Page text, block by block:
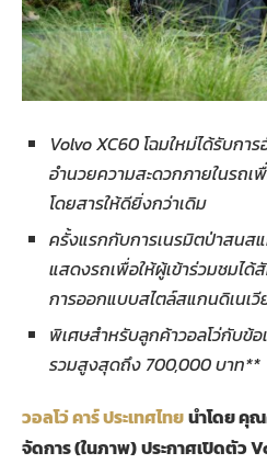
Volvo XC60 โฉมใหม่ได้รับกา
อำนวยความสะดวกภายในรถ
โดยสารให้ดียิ่งกว่าเดิม
ครั้งแรกกับการเนรมิตป่าสนสแ
แสดงรถเพื่อให้ผู้เข้าร่วมชมไ
การออกแบบสไตล์สแกนดิเนเ
พิเศษสำหรับลูกค้าวอลโว่กับข้
รวมสูงสุดถึง 700,000 บาท**
วอลโว่ คาร์ ประเทศไทยนำโดย คุ
จัดการ (ในภาพ)ประกาศเปิดตัว